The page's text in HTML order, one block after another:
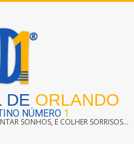
DE ORLANDO
NÚMERO 1
SONHOS, E COLHER SORRISOS...